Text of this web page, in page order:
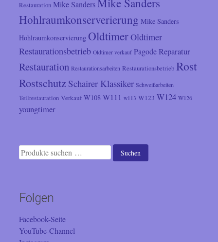
Restauration Mike SandersMike Sanders
Hohlraumkonserverierung Mike Sanders
Hohlraumkonservierung OldtimerOldtimer
Restaurationsbetrieb Oldtimer verkauf PagodeReparatur
Restauration Restaurationsarbeiten Restaurationsbetrieb Rost
Rostschutz Schairer Klassiker Schweißarbeiten
Teilrestauration Verkauf W108 W111 w113 W123 W124 W126
youngtimer
Suchen
nach:
Suchen
Folgen
Facebook-Seite
YouTube-Channel